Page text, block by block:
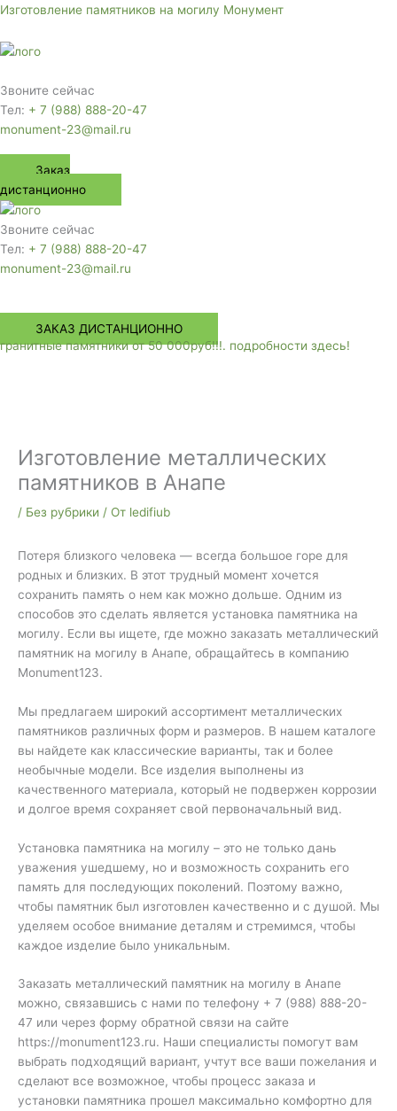
Перейти
содержимому
Изготовление памятников на могилу Монумент
Звоните сейчас
Тел: + 7 (988) 888-20-47
monument-23@mail.ru
Заказ
дистанционно
Звоните сейчас
Тел: + 7 (988) 888-20-47
monument-23@mail.ru
Меню
ЗАКАЗ ДИСТАНЦИОННО
гранитные памятники от 50 000руб!!!. подробности здесь!
Изготовление металлических
памятников в Анапе
/ Без рубрики / От ledifiub
Потеря близкого человека — всегда большое горе для
родных и близких. В этот трудный момент хочется
сохранить память о нем как можно дольше. Одним из
способов это сделать является установка памятника на
могилу. Если вы ищете, где можно заказать металлический
памятник на могилу в Анапе, обращайтесь в компанию
Monument123.
Мы предлагаем широкий ассортимент металлических
памятников различных форм и размеров. В нашем каталоге
вы найдете как классические варианты, так и более
необычные модели. Все изделия выполнены из
качественного материала, который не подвержен коррозии
и долгое время сохраняет свой первоначальный вид.
Установка памятника на могилу – это не только дань
уважения ушедшему, но и возможность сохранить его
память для последующих поколений. Поэтому важно,
чтобы памятник был изготовлен качественно и с душой. Мы
уделяем особое внимание деталям и стремимся, чтобы
каждое изделие было уникальным.
Заказать металлический памятник на могилу в Анапе
можно, связавшись с нами по телефону + 7 (988) 888-20-
47 или через форму обратной связи на сайте
https://monument123.ru. Наши специалисты помогут вам
выбрать подходящий вариант, учтут все ваши пожелания и
сделают все возможное, чтобы процесс заказа и
установки памятника прошел максимально комфортно для